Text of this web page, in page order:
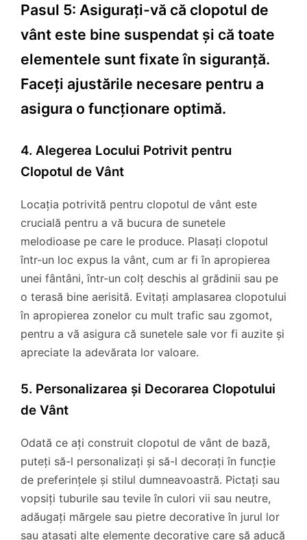
Pasul 5: Asigurați-vă că clopotul de
vânt este bine suspendat și că toate
elementele sunt fixate în siguranță.
Faceți ajustările necesare pentru a
asigura o funcționare optimă.
4. Alegerea Locului Potrivit pentru
Clopotul de Vânt
Locația potrivită pentru clopotul de vânt este
crucială pentru a vă bucura de sunetele
melodioase pe care le produce. Plasați clopotul
într-un loc expus la vânt, cum ar fi în apropierea
unei fântâni, într-un colț deschis al grădinii sau pe
o terasă bine aerisită. Evitați amplasarea clopotului
în apropierea zonelor cu mult trafic sau zgomot,
pentru a vă asigura că sunetele sale vor fi auzite și
apreciate la adevărata lor valoare.
5. Personalizarea și Decorarea Clopotului
de Vânt
Odată ce ați construit clopotul de vânt de bază,
puteți să-l personalizați și să-l decorați în funcție
de preferințele și stilul dumneavoastră. Pictați sau
vopsiți tuburile sau tevile în culori vii sau neutre,
adăugați mărgele sau pietre decorative în jurul lor
sau atașați alte elemente decorative care să aducă